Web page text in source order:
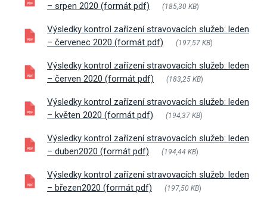
– srpen 2020 (formát pdf)
(185,30 KB)
Výsledky kontrol zařízení stravovacích služeb: leden
– červenec 2020 (formát pdf)
(197,57 KB)
Výsledky kontrol zařízení stravovacích služeb: leden
– červen 2020 (formát pdf)
(183,25 KB)
Výsledky kontrol zařízení stravovacích služeb: leden
– květen 2020 (formát pdf)
(194,37 KB)
Výsledky kontrol zařízení stravovacích služeb: leden
– duben2020 (formát pdf)
(194,44 KB)
Výsledky kontrol zařízení stravovacích služeb: leden
– březen2020 (formát pdf)
(197,50 KB)